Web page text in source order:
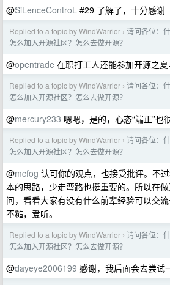
@SiLenceControL #29 了解了，十分感谢
Replied to a topic by WindWarrior › 请问各位：
怎么加入开源社区？怎么去做开源？
@opentrade 在职打工人还能参加开源之
Replied to a topic by WindWarrior › 请问各位：
怎么加入开源社区？怎么去做开源？
@mercury233 嗯嗯，是的，心态“端正”也
Replied to a topic by WindWarrior › 请问各位：
怎么加入开源社区？怎么去做开源？
@mcfog 认可你的观点，也接受批评。不
本的思路，少走弯路也挺重要的。所以在
问，看看大家有没有什么前辈经验可以交
不糙，爱听。
Replied to a topic by WindWarrior › 请问各位：
怎么加入开源社区？怎么去做开源？
@dayeye2006199 感谢，我后面会去尝试